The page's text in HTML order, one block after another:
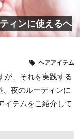
ィンに使えるヘ
ヘアアイテム
が、それを実践する
、夜のルーティンに
イテムをご紹介して